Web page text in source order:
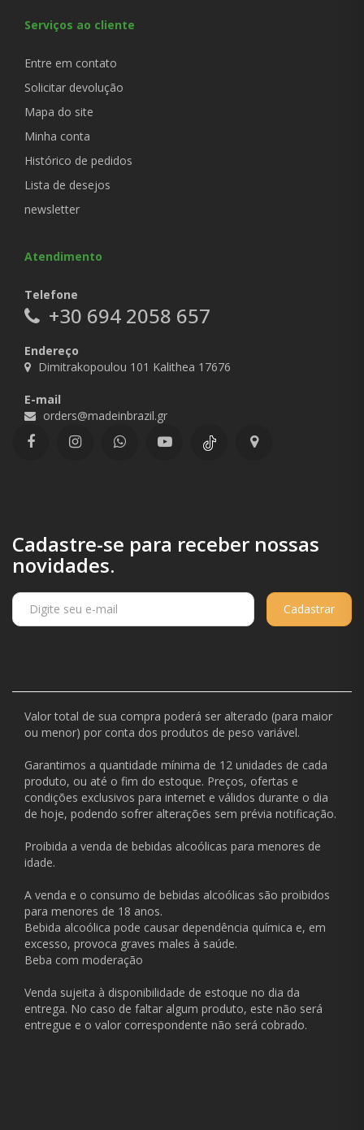
Serviços ao cliente
Entre em contato
Solicitar devolução
Mapa do site
Minha conta
Histórico de pedidos
Lista de desejos
newsletter
Atendimento
Telefone
+30 694 2058 657
Endereço
Dimitrakopoulou 101 Kalithea 17676
E-mail
orders@madeinbrazil.gr
Cadastre-se para receber nossas
novidades.
Cadastrar
Valor total de sua compra poderá ser alterado (para maior
ou menor) por conta dos produtos de peso variável.
Garantimos a quantidade mínima de 12 unidades de cada
produto, ou até o fim do estoque. Preços, ofertas e
condições exclusivos para internet e válidos durante o dia
de hoje, podendo sofrer alterações sem prévia notificação.
Proibida a venda de bebidas alcoólicas para menores de
idade.
A venda e o consumo de bebidas alcoólicas são proibidos
para menores de 18 anos.
Bebida alcoólica pode causar dependência química e, em
excesso, provoca graves males à saúde.
Beba com moderação
Venda sujeita à disponibilidade de estoque no dia da
entrega. No caso de faltar algum produto, este não será
entregue e o valor correspondente não será cobrado.